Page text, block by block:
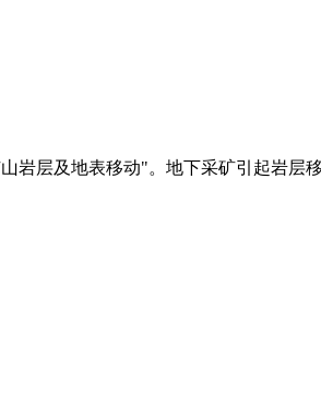
岩层及地表移动"。地下采矿引起岩层